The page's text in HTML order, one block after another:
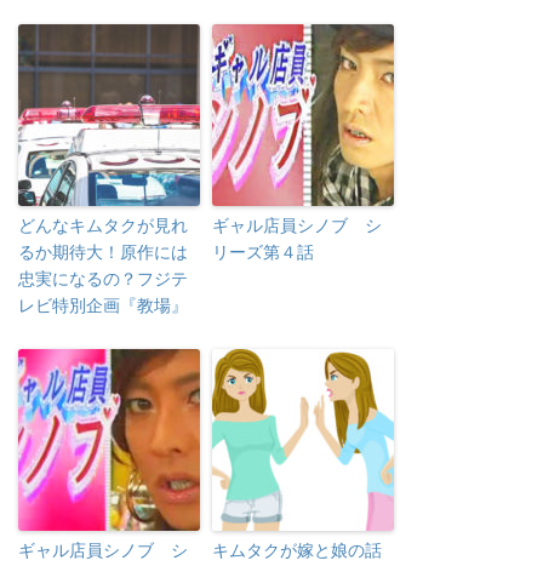
どんなキムタクが見れ
るか期待大！原作には
忠実になるの？フジテ
レビ特別企画『教場』
ギャル店員シノブ シ
リーズ第４話
ギャル店員シノブ シ
キムタクが嫁と娘の話